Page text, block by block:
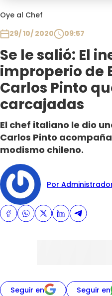
Oye al Chef
29/ 10/ 2020
09:57
Se le salió: El
improperio de
Carlos Pinto
carcajadas
El chef italiano le dio
Carlos Pinto
modismo chileno.
Por
Seguir en Seguir en
Contigo en Directo
Plan Perfecto
Sabingo
Todos Los